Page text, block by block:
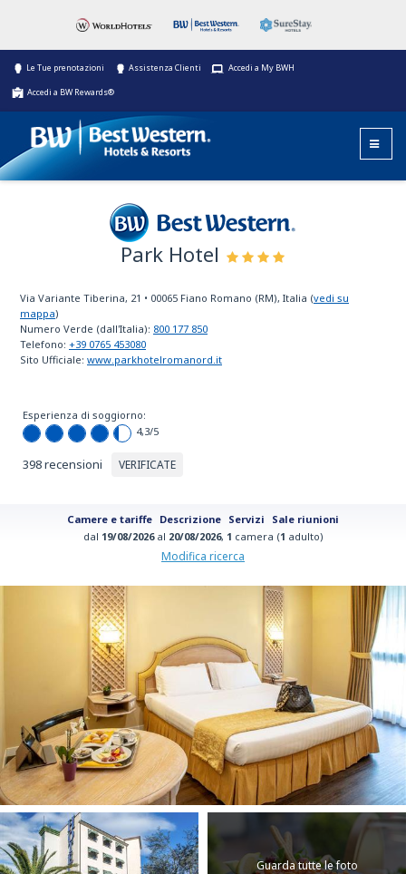
Le Tue prenotazioni Assistenza Clienti Accedi a My BWH
Accedi a BW Rewards®
Best Western
Park Hotel
Via Variante Tiberina, 21 • 00065 Fiano Romano (RM), Italia (vedi su
mappa)
Numero Verde (dall'Italia): 800 177 850
Telefono: +39 0765 453080
Sito Ufficiale: www.parkhotelromanord.it
Esperienza di soggiorno:
4,3/5
398 recensioni VERIFICATE
Camere e tariffe Descrizione Servizi
Sale riunioni
dal 19/08/2026al 20/08/2026, 1 camera (1 adulto)
Modifica ricerca
Guarda tutte le foto